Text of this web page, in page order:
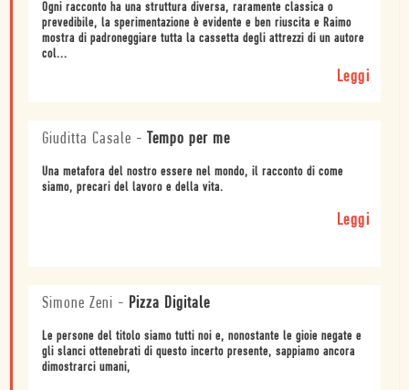
Ogni racconto ha una struttura diversa, raramente classica o
prevedibile, la sperimentazione è evidente e ben riuscita e Raimo
mostra di padroneggiare tutta la cassetta degli attrezzi di un autore
col...
Leggi
Giuditta Casale - Tempo per me
Una metafora del nostro essere nel mondo, il racconto di come
siamo, precari del lavoro e della vita.
Leggi
Simone Zeni - Pizza Digitale
Le persone del titolo siamo tutti noi e, nonostante le gioie negate e
gli slanci ottenebrati di questo incerto presente, sappiamo ancora
dimostrarci umani,